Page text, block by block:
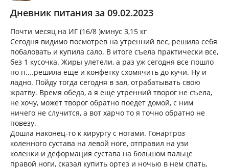
Дневник питания за 09.02.2023
Почти месяц на ИГ (16/8 )минус 3,15 кг
Сегодня видимо посмотрев на утренний вес, решила себя
побаловать и купила сало. В итоге съела практически все,
без 1 кусочка. Жиры улетели, а раз уж сегодня все пошло
по п....решила еще и конфетку схомячить до кучи. Ну и
ладно. Пойду тогда сегодня в зал, отрабатывать свою
жратву. Время обеда, а я еще утренний творог не съела,
не хочу, может творог обратно поедет домой, с ним
ничего не случится, а вот харчо то я точно обратно не
повезу.
Дошла наконец-то к хирургу с ногами. Гонартроз
коленного сустава на левой ноге, отправил на узи
коленки и деформация сустава на большом пальце
правой ноги, сказал купить ортез и ночью в нем спать,